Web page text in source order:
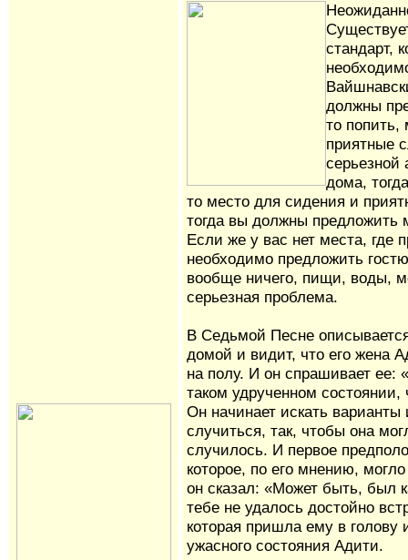
стандарт,
должны
то попить,
приятные
серьезной
дома,
то место для сидения и
тогда вы должны предложить
Если же у вас нет места, где
необходимо предложить
вообще ничего, пищи, воды,
серьезная проблема.
В Седьмой Песне
домой и видит, что его жена
на полу. И он спрашивает ее:
таком удрученном
Он начинает искать
случиться, так, чтобы она
случилось. И первое
которое, по его мнению,
он сказал: «Может быть, был
тебе не удалось достойно
которая пришла ему в голову
ужасного состояния Адити.